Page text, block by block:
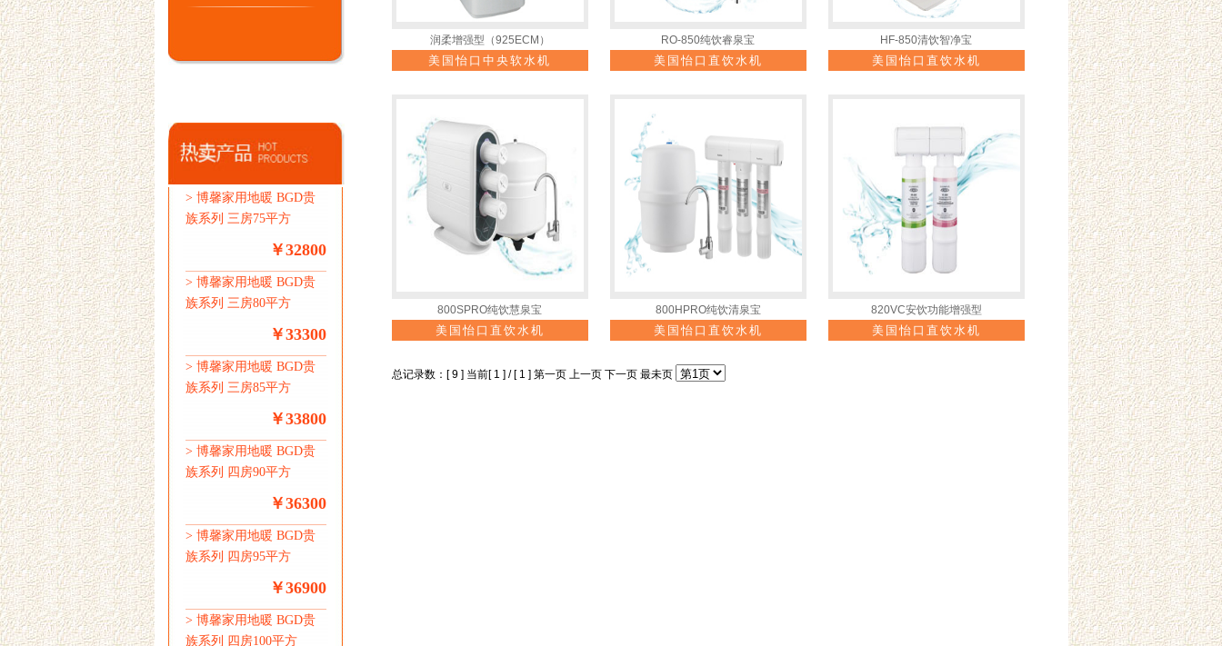
> 博馨家用地暖 BGD贵
族系列 三房75平方
￥32800
> 博馨家用地暖 BGD贵
族系列 三房80平方
￥33300
> 博馨家用地暖 BGD贵
族系列 三房85平方
￥33800
> 博馨家用地暖 BGD贵
族系列 四房90平方
￥36300
> 博馨家用地暖 BGD贵
族系列 四房95平方
￥36900
> 博馨家用地暖 BGD贵
族系列 四房100平方
润柔增强型（925ECM）
美国怡口中央软水机
RO-850纯饮睿泉宝
美国怡口直饮水机
HF-850清饮智净宝
美国怡口直饮水机
800SPRO纯饮慧泉宝
美国怡口直饮水机
800HPRO纯饮清泉宝
美国怡口直饮水机
820VC安饮功能增强型
美国怡口直饮水机
总记录数：[ 9 ] 当前[ 1 ] / [ 1 ] 第一页 上一页 下一页 最未页